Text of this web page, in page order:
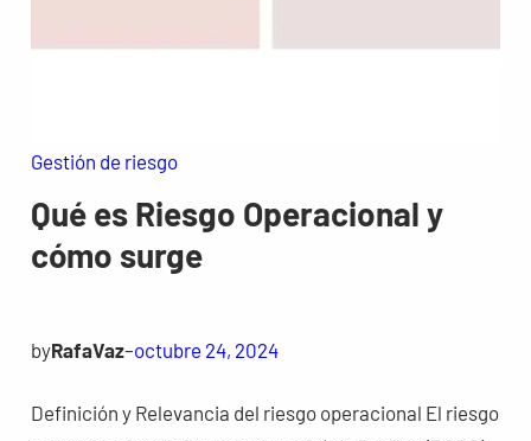
Gestión de riesgo
Qué es Riesgo Operacional y
cómo surge
byRafaVaz–octubre 24, 2024
Definición y Relevancia del riesgo operacional El riesgo